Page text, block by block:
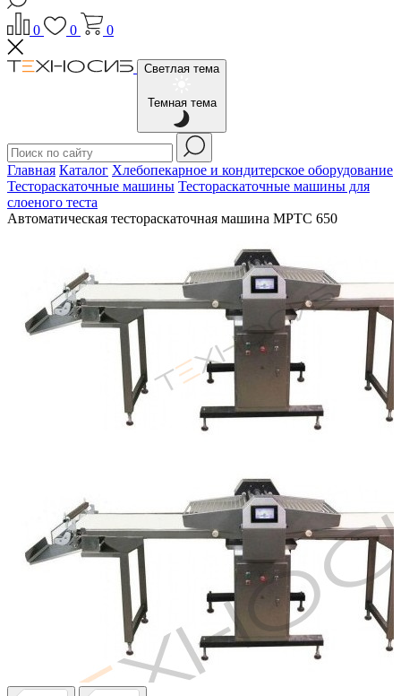
0 0 0
Светлая тема
Темная тема
Главная Каталог Хлебопекарное и кондитерское оборудование
Тестораскаточные машины Тестораскаточные машины для
слоеного теста
Автоматическая тестораскаточная машина МРТС 650